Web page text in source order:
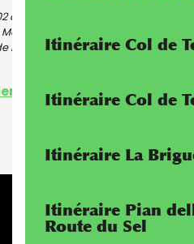
Itinéraire Col de
Itinéraire Col de
Itinéraire La
Itinéraire Pian
Route du Sel
août 2025 à 11:15
Riviera & Merveilles
l'offre : 5412730)
une erreur